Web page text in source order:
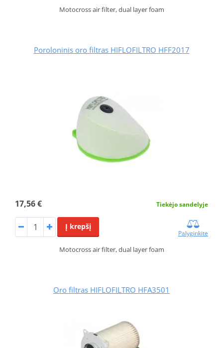
Motocross air filter, dual layer foam
Poroloninis oro filtras HIFLOFILTRO HFF2017
17,56 € Tiekėjo sandelyje
Į krepšį
Palyginkite
Motocross air filter, dual layer foam
Oro filtras HIFLOFILTRO HFA3501